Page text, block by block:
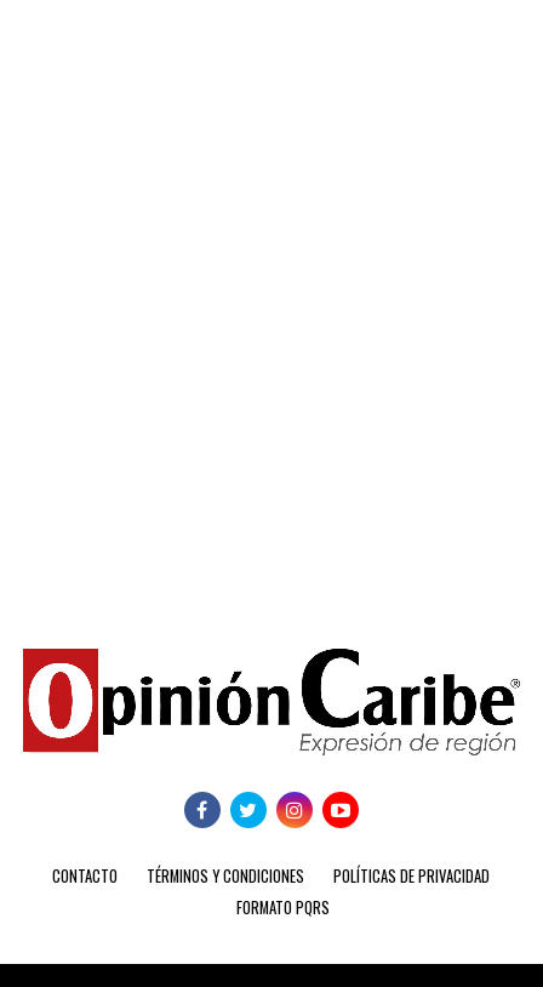
CONTACTO TÉRMINOS Y CONDICIONES
POLÍTICAS DE PRIVACIDAD
FORMATO PQRS